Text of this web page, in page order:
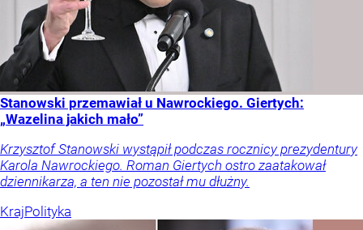
Stanowski przemawiał u Nawrockiego. Giertych:
„Wazelina jakich mało”
Krzysztof Stanowski wystąpił podczas rocznicy prezydentury
Karola Nawrockiego. Roman Giertych ostro zaatakował
dziennikarza, a ten nie pozostał mu dłużny.
KrajPolityka